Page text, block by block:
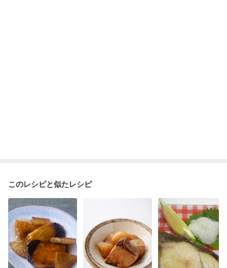
このレシピと似たレシピ